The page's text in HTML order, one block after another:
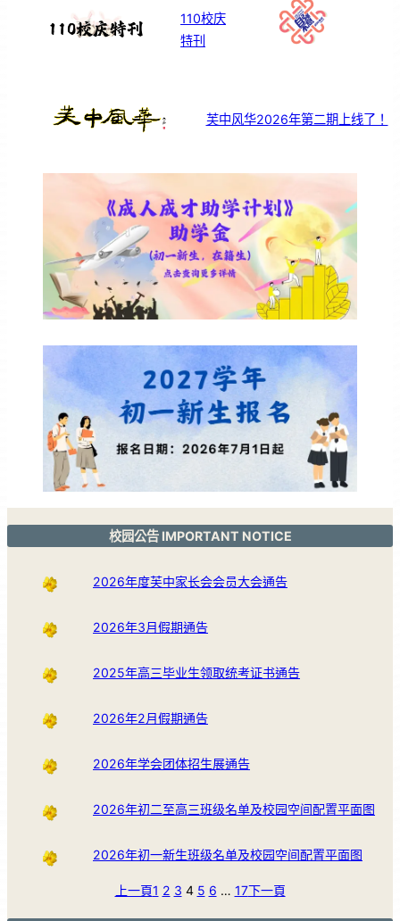
110校庆
特刊
芙中风华2026年第二期上线了！
校园公告 IMPORTANT NOTICE
2026年度芙中家长会会员大会通告
2026年3月假期通告
2025年高三毕业生领取统考证书通告
2026年2月假期通告
2026年学会团体招生展通告
2026年初二至高三班级名单及校园空间配置平面图
2026年初一新生班级名单及校园空间配置平面图
上一頁1 2 3 4 5 6 … 17下一頁